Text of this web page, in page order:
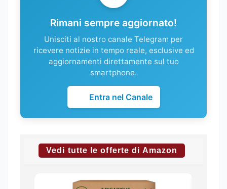
Rimani sempre aggiornato!
Unisciti al nostro canale Telegram per
ricevere notizie in tempo reale, esclusive ed
aggiornamenti direttamente sul tuo
smartphone.
Entra nel Canale